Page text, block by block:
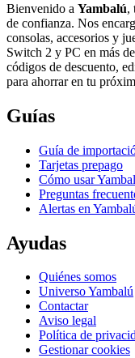
Bienvenido a Yambalú,
de confianza. Nos
consolas, accesorios y
Switch 2 y PC en más
códigos de descuento,
para ahorrar en tu
Guías
Guía de
Tarjetas prepago
Cómo usar
Preguntas
Alertas en
Ayudas
Quiénes somos
Universo Yambalú
Contactar
Aviso legal
Política de
Gestionar cookies